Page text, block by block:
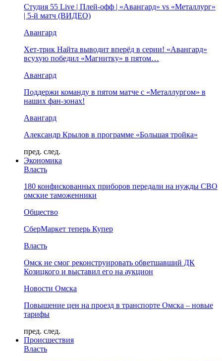
Студия 55 Live | Плей-офф | «Авангард» vs «Металлург»
| 5-й матч (ВИДЕО)
Авангард
Хет-трик Найта выводит вперёд в серии! «Авангард»
всухую победил «Магнитку» в пятом…
Авангард
Поддержи команду в пятом матче с «Металлургом» в
наших фан-зонах!
Авангард
Александр Крылов в программе «Большая тройка»
пред. след.
Экономика
Власть
180 конфискованных приборов передали на нужды СВО
омские таможенники
Общество
СберМаркет теперь Купер
Власть
Омск не смог реконструировать обветшавший ДК
Козицкого и выставил его на аукцион
Новости Омска
Повышение цен на проезд в транспорте Омска – новые
тарифы
пред. след.
Происшествия
Власть